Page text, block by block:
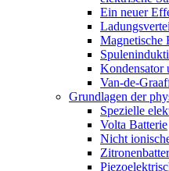
Ein neuer
Magnetische
Kondensator
Van-de-
Grundlagen der
Spezielle
Volta Batterie
Nicht